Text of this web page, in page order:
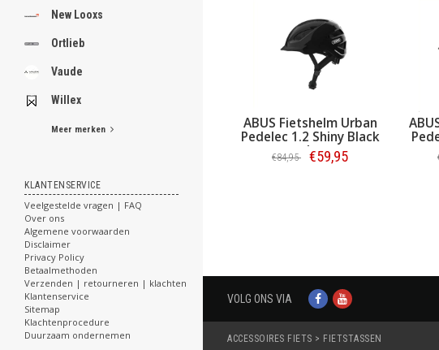
New Looxs
Ortlieb
Vaude
Willex
Meer merken
KLANTENSERVICE
Veelgestelde vragen | FAQ
Over ons
Algemene voorwaarden
Disclaimer
Privacy Policy
Betaalmethoden
Verzenden | retourneren | klachten
Klantenservice
Sitemap
Klachtenprocedure
Duurzaam ondernemen
Fietshelm
2.0 Ace Signal
Bestellen
ABUS Fietshelm Urban
Pedelec 1.2 Shiny Black
ABUS Fietshelm Urban
Pedelec 1.2 Sparkling
Titan M
€84,95
VOLG ONS VIA
ACCESSOIRES FIETS > FIETSTASSEN